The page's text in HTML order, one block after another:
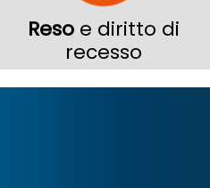
Resoe diritto di
recesso